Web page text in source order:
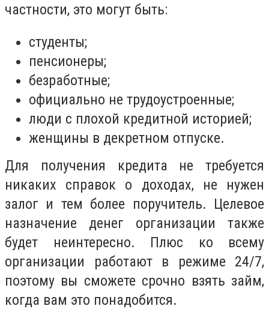
частности, это могут быть:
студенты;
пенсионеры;
безработные;
официально не трудоустроенные;
люди с плохой кредитной историей;
женщины в декретном отпуске.
Для получения кредита не требуется
никаких справок о доходах, не нужен
залог и тем более поручитель. Целевое
назначение денег организации также
будет неинтересно. Плюс ко всему
организации работают в режиме 24/7,
поэтому вы сможете срочно взять займ,
когда вам это понадобится.